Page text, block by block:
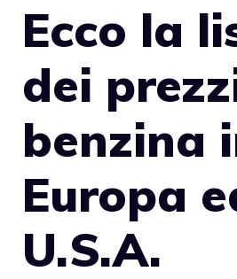
Ecco la
dei
benzina
Europa
U.S.A.